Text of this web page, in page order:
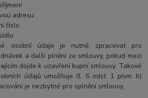
adresu
číslo
osobní údaje je nutné zpracovat pro
a další plnění ze smlouvy, pokud mezi
dojde k uzavření kupní smlouvy. Takové
údajů umožňuje čl. 6 odst. 1 písm. b)
je nezbytné pro splnění smlouvy.